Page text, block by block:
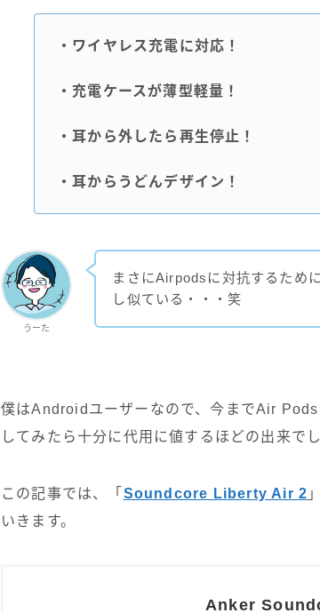
・ワイヤレス充電に対応！
・充電ケースが薄型軽量！
・耳から外したら再生停止！
・耳からうどんデザイン！
うーた
まさにAirpodsに対抗するため
し似ている・・・笑
僕はAndroidユーザーなので、今までAir
してみたら十分に代用に値するほどの出来でし
この記事では、「 Soundcore Liberty Air 2
いきます。
Anker